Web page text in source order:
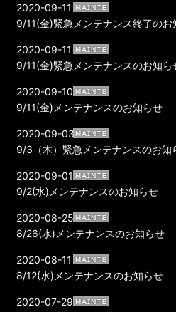
9/11(金)緊急メンテナンス終了のお
2020-09-11
9/11(金)緊急メンテナンスのお知ら
2020-09-11
9/11(金)メンテナンスのお知らせ
2020-09-10
9/3（木）緊急メンテナンスのお知
2020-09-03
9/2(水)メンテナンスのお知らせ
2020-09-01
8/26(水)メンテナンスのお知らせ
2020-08-25
8/12(水)メンテナンスのお知らせ
2020-08-11
2020-07-29